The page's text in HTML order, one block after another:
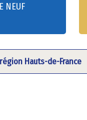
NEUF
Hauts-de-France